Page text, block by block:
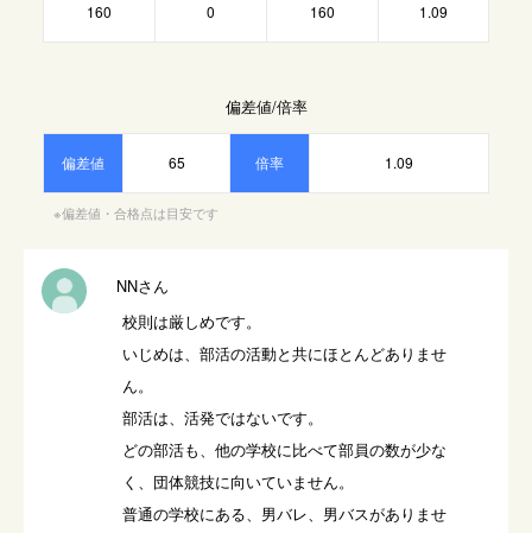
160 0 160 1.09
偏差値/倍率
偏差値 65 倍率 1.09
※偏差値・合格点は目安です
NNさん
校則は厳しめです。
いじめは、部活の活動と共にほとんどありませ
ん。
部活は、活発ではないです。
どの部活も、他の学校に比べて部員の数が少な
く、団体競技に向いていません。
普通の学校にある、男バレ、男バスがありませ